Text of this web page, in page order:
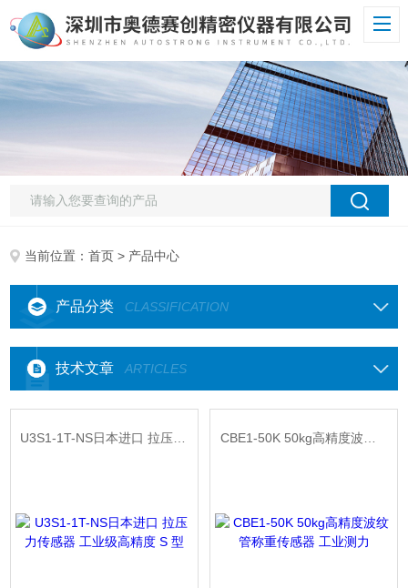
当前位置：首页 > 产品中心
产品分类 CLASSIFICATION
技术文章 ARTICLES